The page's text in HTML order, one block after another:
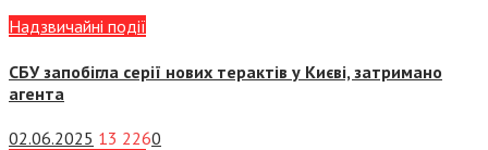
Надзвичайні події
СБУ запобігла серії нових терактів у Києві, затримано
агента
02.06.2025 13 2260